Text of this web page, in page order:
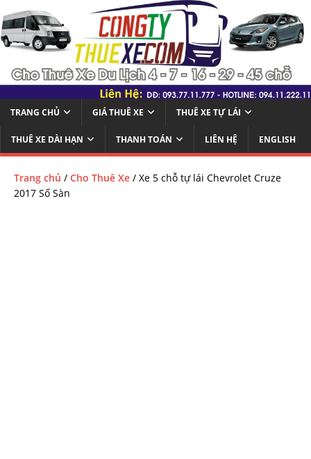
TRANG CHỦ GIÁ THUÊ XE THUÊ XE TỰ LÁI
THUÊ XE DÀI HẠN THANH TOÁN LIÊN HỆ ENGLISH
Trang chủ / Cho Thuê Xe / Xe 5 chỗ tự lái Chevrolet Cruze
2017 Số Sàn